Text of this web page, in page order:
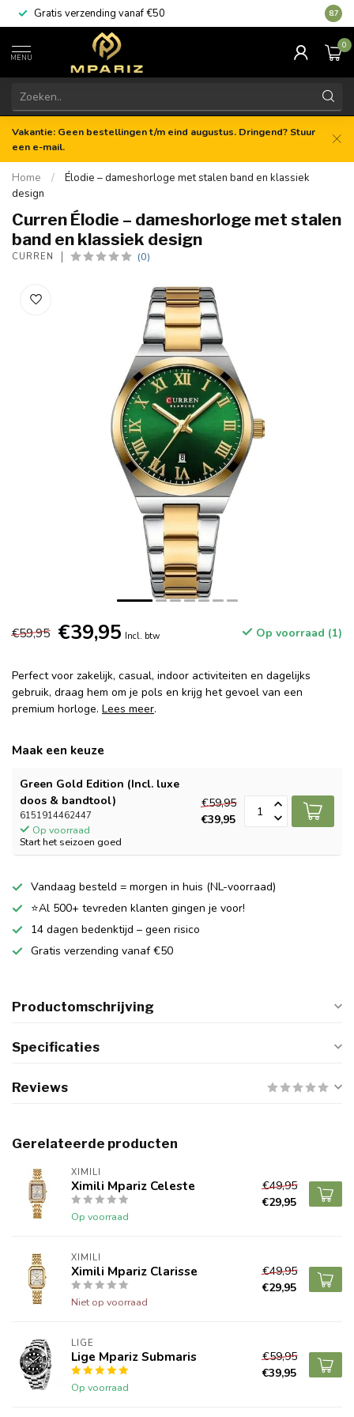
Gratis verzending vanaf €50 8.7
MENU
0
Vakantie: Geen bestellingen t/m eind augustus. Dringend? Stuur
een e-mail.
Home /
Élodie – dameshorloge met stalen band en klassiek
design
Curren Élodie – dameshorloge met stalen
band en klassiek design
CURREN (0)
€59,95 €39,95 Incl. btw Op voorraad (1)
Perfect voor zakelijk, casual, indoor activiteiten en dagelijks
gebruik, draag hem om je pols en krijg het gevoel van een
premium horloge. Lees meer.
Maak een keuze
Green Gold Edition (Incl. luxe
doos & bandtool)
6151914462447
Op voorraad
Start het seizoen goed
€59,95
€39,95
Vandaag besteld = morgen in huis (NL-voorraad)
⭐Al 500+ tevreden klanten gingen je voor!
14 dagen bedenktijd – geen risico
Gratis verzending vanaf €50
Productomschrijving
Specificaties
Reviews
Gerelateerde producten
XIMILI
Ximili Mpariz Celeste
Op voorraad
€49,95
€29,95
XIMILI
Ximili Mpariz Clarisse
Niet op voorraad
€49,95
€29,95
LIGE
Lige Mpariz Submaris
Op voorraad
€59,95
€39,95